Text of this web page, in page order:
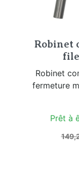
Robinet
Robinet
fermeture
Prêt à
Prix